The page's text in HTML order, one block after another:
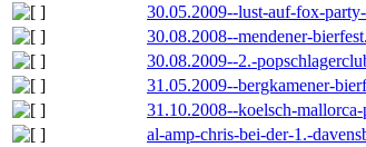
30.05.2009--lust-auf-fox-
30.08.2008--mendener-
30.08.2009--2.-
31.05.2009--bergkamener-
31.10.2008--koelsch-
al-amp-chris-bei-der-1.-